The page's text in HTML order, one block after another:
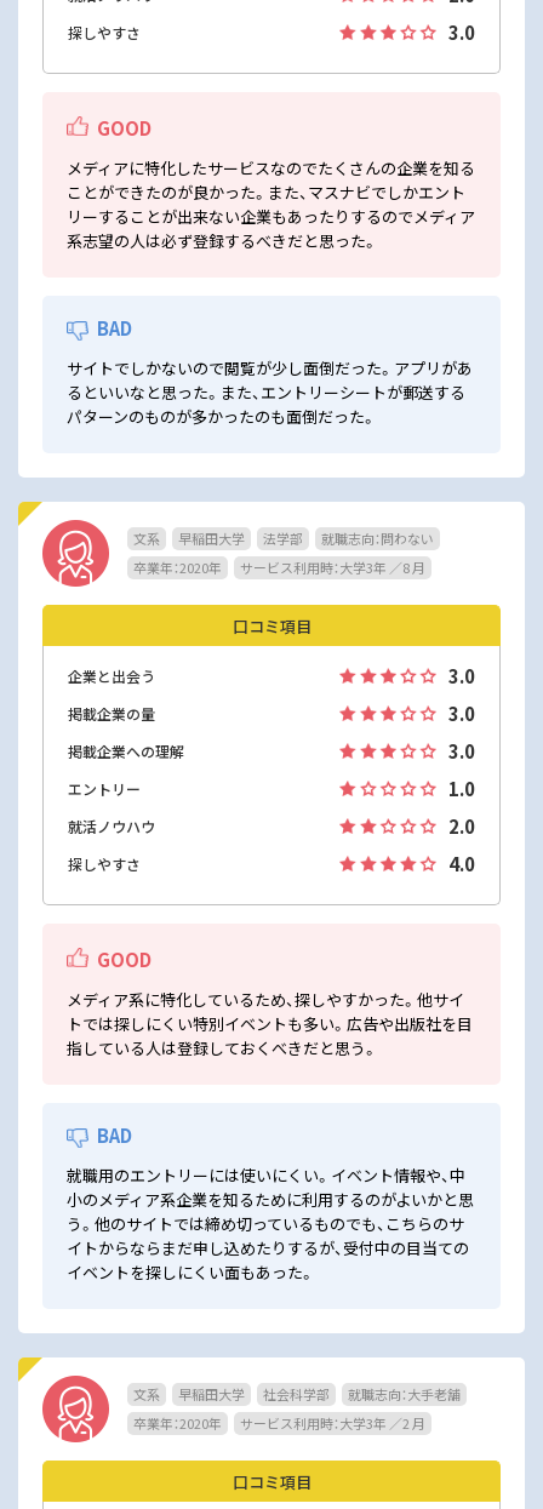
探しやすさ 3.0
GOOD
メディアに特化したサービスなのでたくさんの企業を知る
ことができたのが良かった。また、マスナビでしかエント
リーすることが出来ない企業もあったりするのでメディア
系志望の人は必ず登録するべきだと思った。
BAD
サイトでしかないので閲覧が少し面倒だった。アプリがあ
るといいなと思った。また、エントリーシートが郵送する
パターンのものが多かったのも面倒だった。
文系 早稲田大学 法学部
就職志向：問わない
卒業年：2020年
サービス利用時：大学3年 ／8 月
口コミ項目
企業と出会う 3.0
掲載企業の量 3.0
掲載企業への理解 3.0
エントリー 1.0
就活ノウハウ 2.0
探しやすさ 4.0
GOOD
メディア系に特化しているため、探しやすかった。他サイ
トでは探しにくい特別イベントも多い。広告や出版社を目
指している人は登録しておくべきだと思う。
BAD
就職用のエントリーには使いにくい。イベント情報や、中
小のメディア系企業を知るために利用するのがよいかと思
う。他のサイトでは締め切っているものでも、こちらのサ
イトからならまだ申し込めたりするが、受付中の目当ての
イベントを探しにくい面もあった。
文系 早稲田大学 社会科学部
就職志向：大手老舗
卒業年：2020年
サービス利用時：大学3年 ／2 月
口コミ項目